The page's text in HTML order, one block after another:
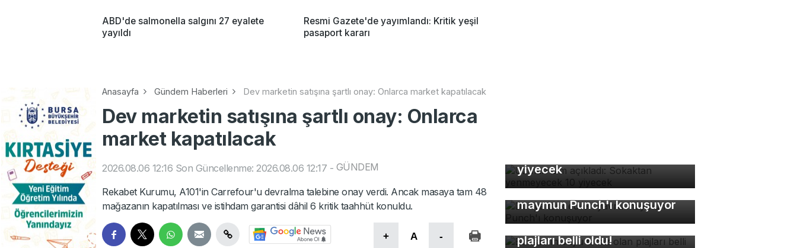
ABD'de salmonella salgını 27 eyalete
yayıldı
Resmi Gazete'de yayımlandı: Kritik yeşil
pasaport kararı
Anasayfa Gündem Haberleri Dev marketin satışına şartlı onay: Onlarca market kapatılacak
Dev marketin satışına şartlı onay: Onlarca
market kapatılacak
2026.08.06 12:16 Son Güncellenme: 2026.08.06 12:17 - GÜNDEM
Rekabet Kurumu, A101'in Carrefour'u devralma talebine onay verdi. Ancak masaya tam 48
mağazanın kapatılması ve istihdam garantisi dâhil 6 kritik taahhüt konuldu.
+ A -
yiyecek
Dünya terk edilen yavru
maymun Punch'ı konuşuyor
Bursa'nın suyu temiz olan
plajları belli oldu!